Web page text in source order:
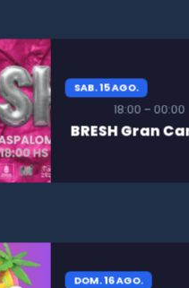
SAB. 15 AGO.
18:00 – 00:00
BRESH Gran
DOM. 16 AGO.